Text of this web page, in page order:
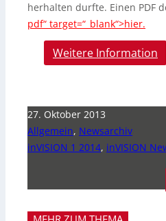
herhalten durfte. Einen PDF
pdf“ target=“_blank“>hier.
Weitere Information
27. Oktober 2013
Allgemein, Newsarchiv
inVISION 1 2014, inVISION